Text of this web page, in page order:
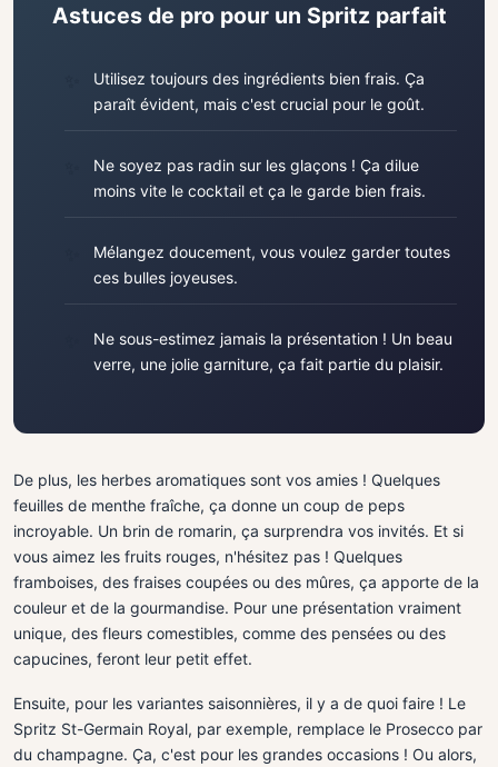
Astuces de pro pour un Spritz parfait
Utilisez toujours des ingrédients bien frais. Ça
paraît évident, mais c'est crucial pour le goût.
Ne soyez pas radin sur les glaçons ! Ça dilue
moins vite le cocktail et ça le garde bien frais.
Mélangez doucement, vous voulez garder toutes
ces bulles joyeuses.
Ne sous-estimez jamais la présentation ! Un beau
verre, une jolie garniture, ça fait partie du plaisir.
De plus, les herbes aromatiques sont vos amies ! Quelques
feuilles de menthe fraîche, ça donne un coup de peps
incroyable. Un brin de romarin, ça surprendra vos invités. Et si
vous aimez les fruits rouges, n'hésitez pas ! Quelques
framboises, des fraises coupées ou des mûres, ça apporte de la
couleur et de la gourmandise. Pour une présentation vraiment
unique, des fleurs comestibles, comme des pensées ou des
capucines, feront leur petit effet.
Ensuite, pour les variantes saisonnières, il y a de quoi faire ! Le
Spritz St-Germain Royal, par exemple, remplace le Prosecco par
du champagne. Ça, c'est pour les grandes occasions ! Ou alors,